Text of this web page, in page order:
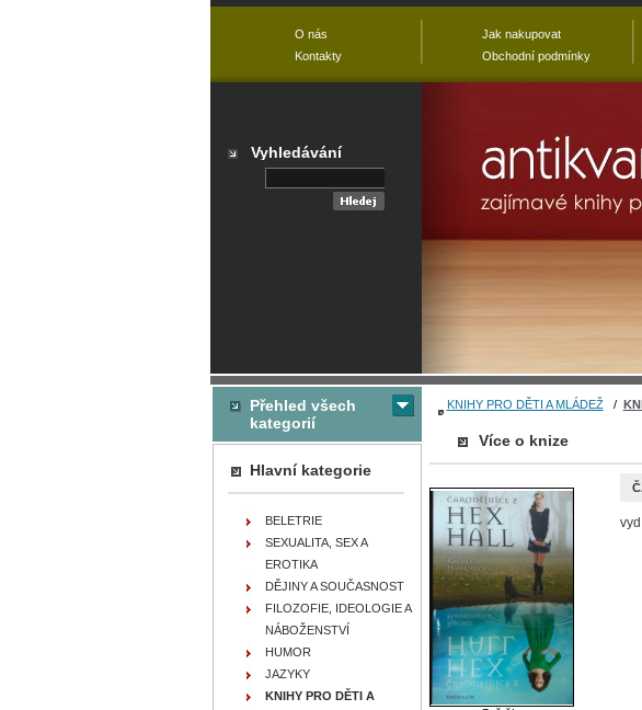
KNIHY PRO DĚTI A MLÁDEŽ/
Více o knize
Přehled všech
kategorií
Hlavní kategorie
BELETRIE
SEXUALITA, SEX A
EROTIKA
DĚJINY A SOUČASNOST
FILOZOFIE, IDEOLOGIE A
NÁBOŽENSTVÍ
HUMOR
JAZYKY
KNIHY PRO DĚTI A
O nás
Kontakty
Jak nakupovat
Obchodní podmínky
Vyhledávání